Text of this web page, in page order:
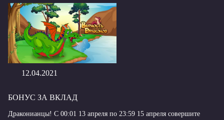
12.04.2021
БОНУС ЗА ВКЛАД
Драконианцы! С 00:01 13 апреля по 23:59 15 апреля совершите